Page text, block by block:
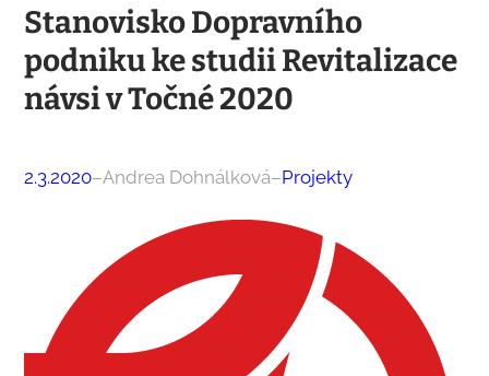
Stanovisko Dopravního
podniku ke studii Revitalizace
návsi v Točné 2020
2.3.2020–Andrea Dohnálková–Projekty